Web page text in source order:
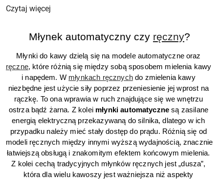
Czytaj więcej
Młynek automatyczny czy ręczny?
ręczne, które różnią się między sobą sposobem mielenia kawy
i napędem. W młynkach ręcznych do zmielenia kawy
niezbędne jest użycie siły poprzez przeniesienie jej wprost na
rączkę. To ona wprawia w ruch znajdujące się we wnętrzu
ostrza bądź żarna. Z kolei młynki automatyczne są zasilane
energią elektryczną przekazywaną do silnika, dlatego w ich
przypadku należy mieć stały dostęp do prądu. Różnią się od
modeli ręcznych między innymi wyższą wydajnością, znacznie
łatwiejszą obsługą i znakomitym efektem końcowym mielenia.
Z kolei cechą tradycyjnych młynków ręcznych jest „dusza”,
która dla wielu kawoszy jest ważniejsza niż aspekty